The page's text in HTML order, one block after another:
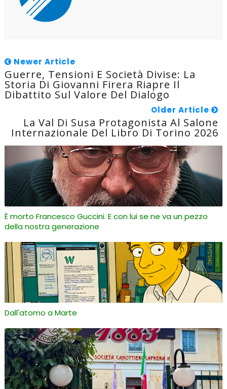
Newer Article
Guerre, Tensioni E Società Divise: La
Storia Di Giovanni Firera Riapre Il
Dibattito Sul Valore Del Dialogo
Older Article
La Val Di Susa Protagonista Al Salone
Internazionale Del Libro Di Torino 2026
È morto Francesco Guccini. E con lui se ne va un pezzo
della nostra generazione
Dall'atomo a Marte